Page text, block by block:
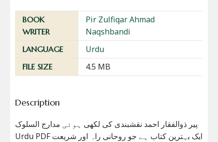
BOOK
WRITER
Pir Zulfiqar Ahmad
Naqshbandi
LANGUAGE Urdu
FILE SIZE 4.5 MB
Description
پیر ذوالفقار احمد نقشبندی کی لکھی ہوئی مدارج السلوک
Urdu PDF ایک بہترین کتاب ہے جو روحانی راہ اور شریعت